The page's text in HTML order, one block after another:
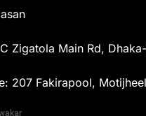
Zigatola Main Rd,
207 Fakirapool,